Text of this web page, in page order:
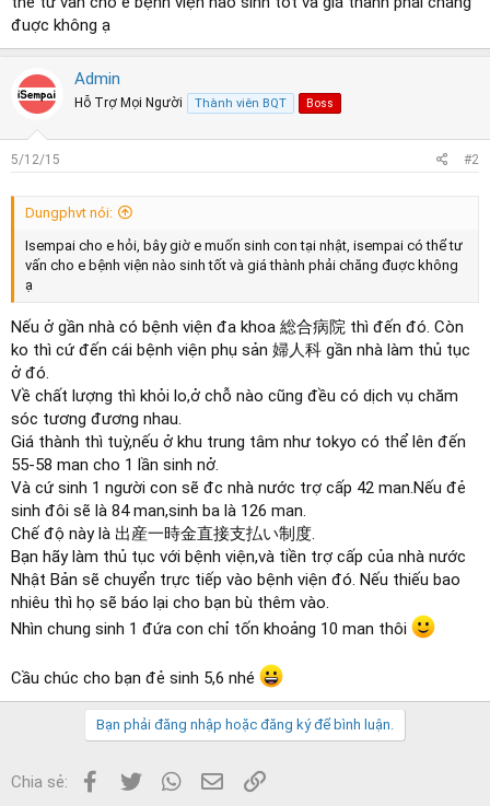
đuợc không ạ
Admin
Hỗ Trợ Mọi Người Thành viên BQT Boss
5/12/15 #2
Dungphvt nói:
Isempai cho e hỏi, bây giờ e muốn sinh con tại nhật, isempai có thể tư
vấn cho e bệnh viện nào sinh tốt và giá thành phải chăng đuợc không
ạ
Nếu ở gần nhà có bệnh viện đa khoa 総合病院 thì đến đó. Còn
ko thì cứ đến cái bệnh viện phụ sản 婦人科 gần nhà làm thủ tục
ở đó.
Về chất lượng thì khỏi lo,ở chỗ nào cũng đều có dịch vụ chăm
sóc tương đương nhau.
Giá thành thì tuỳ,nếu ở khu trung tâm như tokyo có thể lên đến
55-58 man cho 1 lần sinh nở.
Và cứ sinh 1 người con sẽ đc nhà nước trợ cấp 42 man.Nếu đẻ
sinh đôi sẽ là 84 man,sinh ba là 126 man.
Chế độ này là 出産一時金直接支払い制度.
Bạn hãy làm thủ tục với bệnh viện,và tiền trợ cấp của nhà nước
Nhật Bản sẽ chuyển trực tiếp vào bệnh viện đó. Nếu thiếu bao
nhiêu thì họ sẽ báo lại cho bạn bù thêm vào.
Nhìn chung sinh 1 đứa con chỉ tốn khoảng 10 man thôi
Cầu chúc cho bạn đẻ sinh 5,6 nhé
Bạn phải đăng nhập hoặc đăng ký để bình luận.
Chia sẻ: Facebook
Twitter WhatsApp
EmailLink